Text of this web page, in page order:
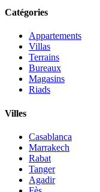
Catégories
Appartements
Villas
Terrains
Bureaux
Magasins
Riads
Villes
Casablanca
Marrakech
Rabat
Tanger
Agadir